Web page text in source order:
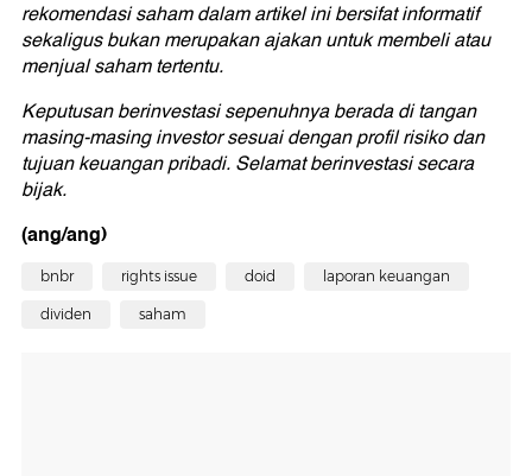
rekomendasi saham dalam artikel ini bersifat informatif
sekaligus bukan merupakan ajakan untuk membeli atau
menjual saham tertentu.
Keputusan berinvestasi sepenuhnya berada di tangan
masing-masing investor sesuai dengan profil risiko dan
tujuan keuangan pribadi. Selamat berinvestasi secara
bijak.
(ang/ang)
bnbr rights issue doid laporan keuangan
dividen saham